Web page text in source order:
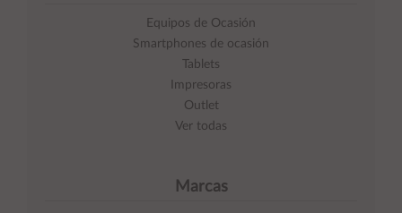
Equipos de Ocasión
Smartphones de ocasión
Tablets
Impresoras
Outlet
Ver todas
Marcas